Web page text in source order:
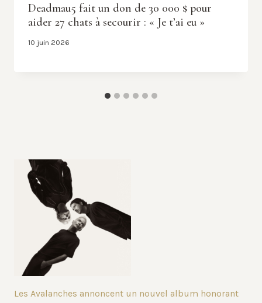
Deadmau5 fait un don de 30 000 $ pour
aider 27 chats à secourir : « Je t’ai eu »
10 juin 2026
Les Avalanches annoncent un nouvel album honorant